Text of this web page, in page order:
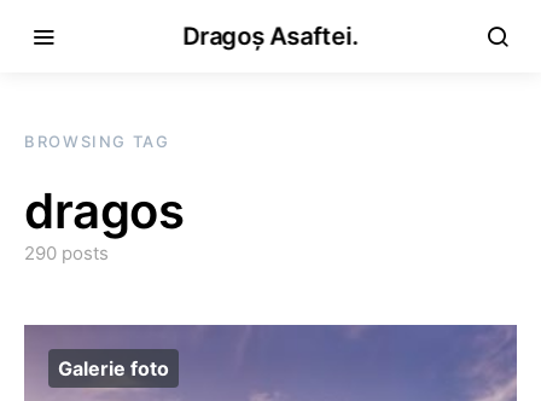
Dragoș Asaftei.
BROWSING TAG
dragos
290 posts
Galerie foto